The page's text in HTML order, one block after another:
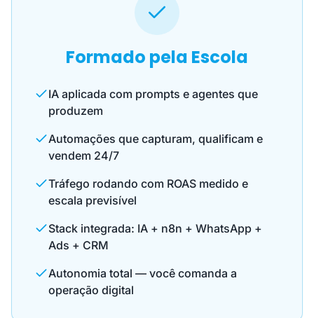
Formado pela Escola
IA aplicada com prompts e agentes que
produzem
Automações que capturam, qualificam e
vendem 24/7
Tráfego rodando com ROAS medido e
escala previsível
Stack integrada: IA + n8n + WhatsApp +
Ads + CRM
Autonomia total — você comanda a
operação digital